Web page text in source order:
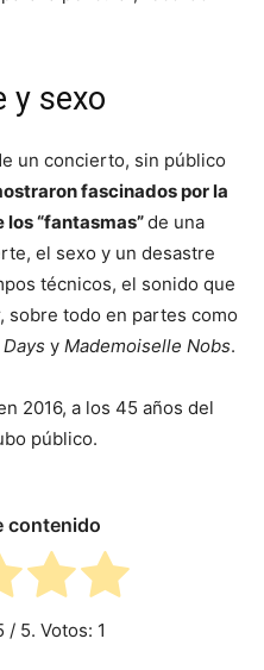
y sexo
un concierto, sin público
fascinados por la
“fantasmas”de una
el sexo y un desastre
técnicos, el sonido que
sobre todo en partes como
y Mademoiselle Nobs.
2016, a los 45 años del
público.
contenido
/ 5. Votos: 1